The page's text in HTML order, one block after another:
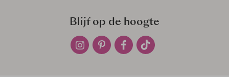
Blijf op de hoogte